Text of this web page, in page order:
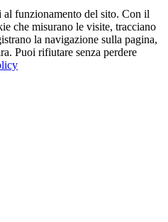
al funzionamento del sito. Con il
che misurano le visite, tracciano
la navigazione sulla pagina,
Puoi rifiutare senza perdere